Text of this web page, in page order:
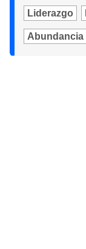
Liderazgo
Abundancia